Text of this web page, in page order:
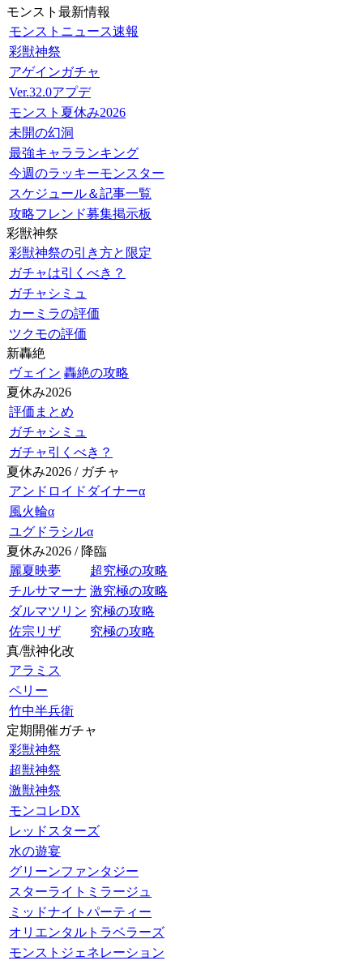
モンスト最新情報
モンストニュース速報
彩獣神祭
アゲインガチャ
Ver.32.0アプデ
モンスト夏休み2026
未開の幻洞
最強キャラランキング
今週のラッキーモンスター
スケジュール＆記事一覧
攻略フレンド募集掲示板
彩獣神祭
彩獣神祭の引き方と限定
ガチャは引くべき？
ガチャシミュ
カーミラの評価
ツクモの評価
新轟絶
ヴェイン 轟絶の攻略
夏休み2026
評価まとめ
ガチャシミュ
ガチャ引くべき？
夏休み2026 / ガチャ
アンドロイドダイナーα
風火輪α
ユグドラシルα
夏休み2026 / 降臨
麗夏映夢
超究極の攻略
チルサマーナ 激究極の攻略
ダルマツリン 究極の攻略
佐宗リザ
究極の攻略
真/獣神化改
アラミス
ペリー
竹中半兵衛
定期開催ガチャ
彩獣神祭
超獣神祭
激獣神祭
モンコレDX
レッドスターズ
水の遊宴
グリーンファンタジー
スターライトミラージュ
ミッドナイトパーティー
オリエンタルトラベラーズ
モンストジェネレーション